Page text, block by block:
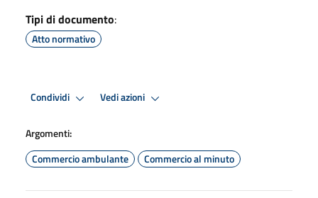
Tipi di documento:
Atto normativo
Condividi Vedi azioni
Argomenti:
Commercio ambulante
Commercio al minuto